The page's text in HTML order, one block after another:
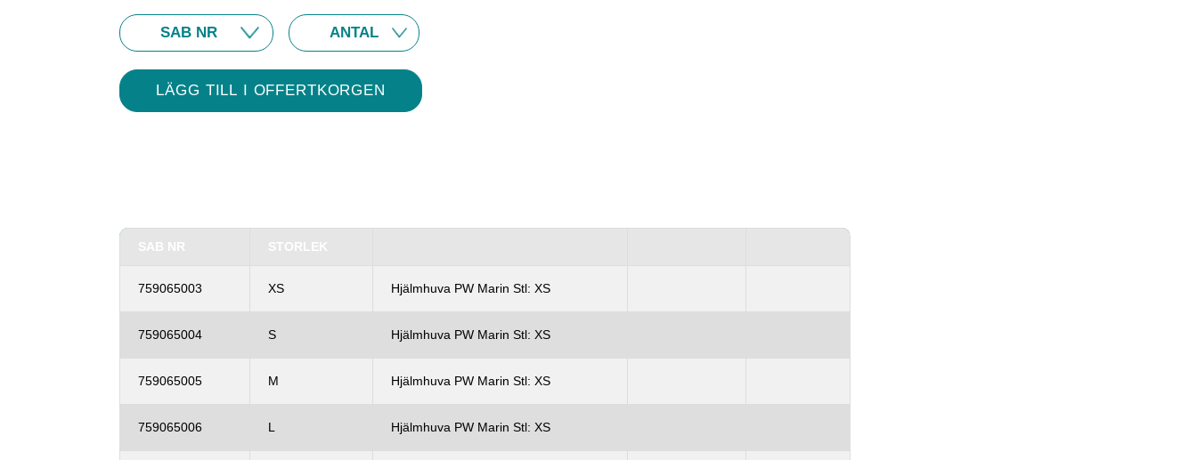
SAB NR STORLEK
759065003 XS Hjälmhuva PW Marin Stl: XS
759065004 S Hjälmhuva PW Marin Stl: XS
759065005 M Hjälmhuva PW Marin Stl: XS
759065006 L Hjälmhuva PW Marin Stl: XS